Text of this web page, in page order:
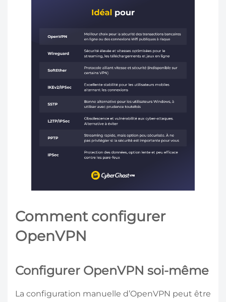
Comment configurer
OpenVPN
Configurer OpenVPN soi-même
La configuration manuelle d’OpenVPN peut être